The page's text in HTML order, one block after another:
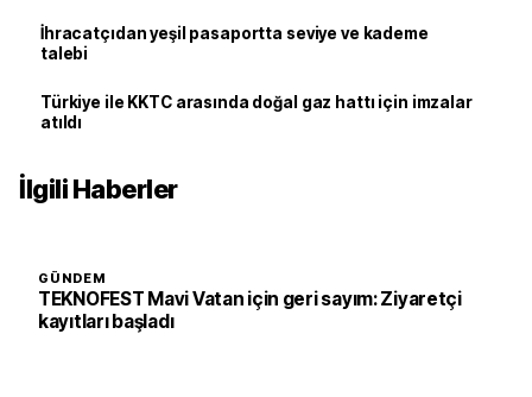
İhracatçıdan yeşil pasaportta seviye ve kademe
talebi
Türkiye ile KKTC arasında doğal gaz hattı için imzalar
atıldı
İlgili Haberler
GÜNDEM
TEKNOFEST Mavi Vatan için geri sayım: Ziyaretçi
kayıtları başladı